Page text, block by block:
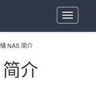
Toggle
navigation
NAS 简介
介